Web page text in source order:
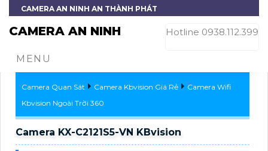
CAMERA AN NINH AN THÀNH PHÁT
CAMERA AN NINH Hotline 0938.112.399
MENU
Camera Quan Sát Camera Kbvision Giá Rẻ
Camera Wifi
Kbvision Ngoài Trời 360
Camera KX-C2121S5-VN KBvision